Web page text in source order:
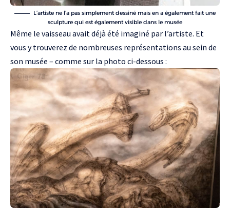
L’artiste ne l’a pas simplement dessiné mais en a également fait une
sculpture qui est également visible dans le musée
Même le vaisseau avait déjà été imaginé par l’artiste. Et
vous y trouverez de nombreuses représentations au sein de
son musée – comme sur la photo ci-dessous :